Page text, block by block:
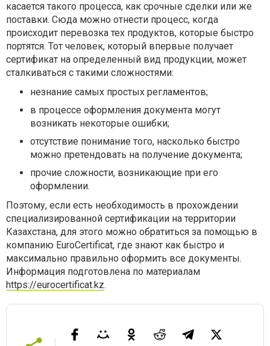
касается такого процесса, как срочные сделки или же
поставки. Сюда можно отнести процесс, когда
происходит перевозка тех продуктов, которые быстро
портятся. Тот человек, который впервые получает
сертификат на определенный вид продукции, может
сталкиваться с такими сложностями:
незнание самых простых регламентов;
в процессе оформления документа могут
возникать некоторые ошибки;
отсутствие понимание того, насколько быстро
можно претендовать на получение документа;
прочие сложности, возникающие при его
оформлении.
Поэтому, если есть необходимость в прохождении
специализированной сертификации на территории
Казахстана, для этого можно обратиться за помощью в
компанию EuroCertificat, где знают как быстро и
максимально правильно оформить все документы.
Информация подготовлена по материалам
https://eurocertificat.kz.